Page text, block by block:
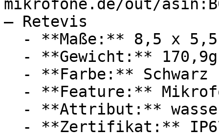
mikrofone.de/out/
— Retevis